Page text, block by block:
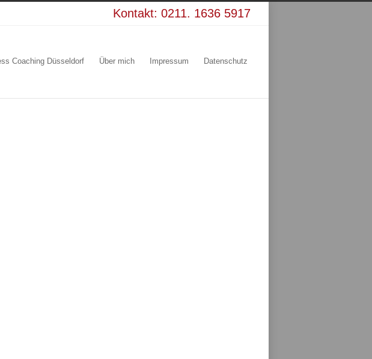
Kontakt: 0211. 1636 5917
Coaching Düsseldorf Über mich Impressum Datenschutz